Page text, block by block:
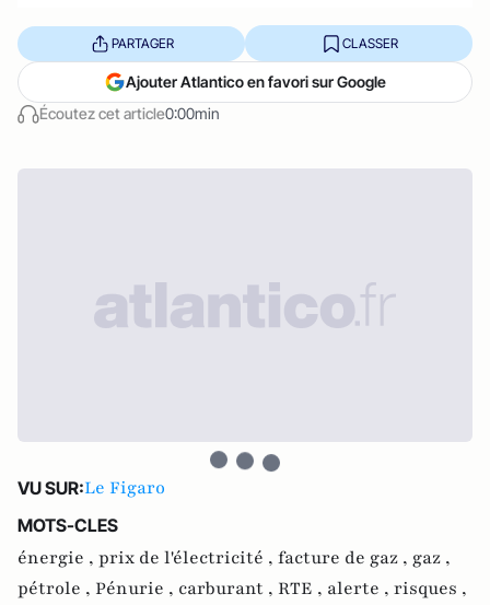
Écoutez cet article0:00min
PARTAGER CLASSER
Ajouter Atlantico en favori sur Google
VU SUR:Le Figaro
MOTS-CLES
énergie , prix de l'électricité , facture de gaz , gaz ,
pétrole , Pénurie , carburant , RTE , alerte , risques ,